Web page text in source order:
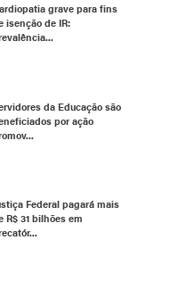
grave para fins
isenção de IR:
da Educação são
por ação
Federal pagará mais
R$ 31 bilhões em